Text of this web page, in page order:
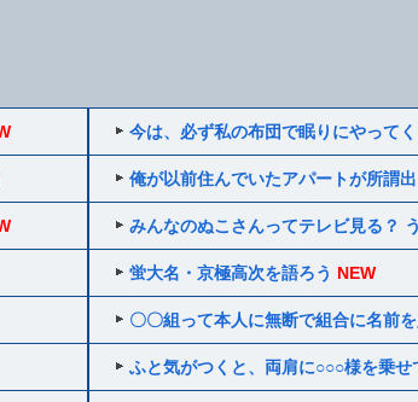
今は、必ず私の布団で眠りにやって
俺が以前住んでいたアパートが所謂
みんなのぬこさんってテレビ見る？
蛍大名・京極高次を語ろう NEW
〇〇組って本人に無断で組合に名前
ふと気がつくと、両肩に○○○様を乗せ